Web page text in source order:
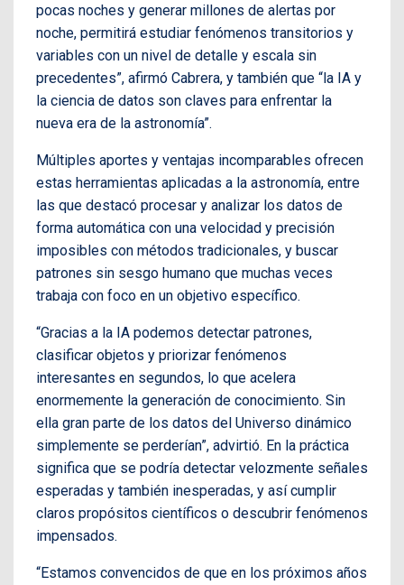
pocas noches y generar millones de alertas por
noche, permitirá estudiar fenómenos transitorios y
variables con un nivel de detalle y escala sin
precedentes”, afirmó Cabrera, y también que “la IA y
la ciencia de datos son claves para enfrentar la
nueva era de la astronomía”.
Múltiples aportes y ventajas incomparables ofrecen
estas herramientas aplicadas a la astronomía, entre
las que destacó procesar y analizar los datos de
forma automática con una velocidad y precisión
imposibles con métodos tradicionales, y buscar
patrones sin sesgo humano que muchas veces
trabaja con foco en un objetivo específico.
“Gracias a la IA podemos detectar patrones,
clasificar objetos y priorizar fenómenos
interesantes en segundos, lo que acelera
enormemente la generación de conocimiento. Sin
ella gran parte de los datos del Universo dinámico
simplemente se perderían”, advirtió. En la práctica
significa que se podría detectar velozmente señales
esperadas y también inesperadas, y así cumplir
claros propósitos científicos o descubrir fenómenos
impensados.
“Estamos convencidos de que en los próximos años